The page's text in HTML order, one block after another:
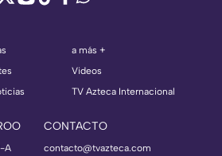
a más +
Videos
TV Azteca Internacional
A
CONTACTO
contacto@tvazteca.com